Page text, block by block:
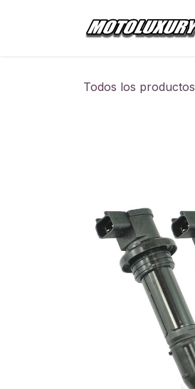
Todos los productos